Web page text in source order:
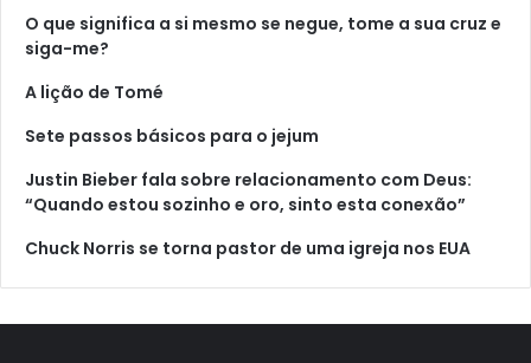
O que significa a si mesmo se negue, tome a sua cruz e
siga-me?
A lição de Tomé
Sete passos básicos para o jejum
Justin Bieber fala sobre relacionamento com Deus:
“Quando estou sozinho e oro, sinto esta conexão”
Chuck Norris se torna pastor de uma igreja nos EUA